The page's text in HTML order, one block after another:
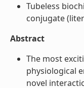
Tubeless
conjugate
Abstract
The most
physiological
novel